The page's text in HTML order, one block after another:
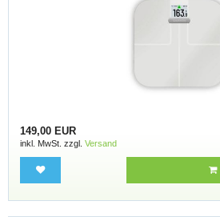
149,00 EUR
inkl. MwSt. zzgl. Versand